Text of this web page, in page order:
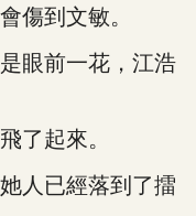
到文敏。
眼前一花，江浩
起來。
人已經落到了擂